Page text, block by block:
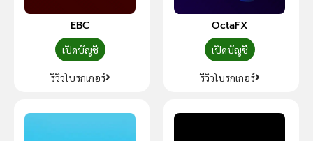
EBC
เปิดบัญชี
รีวิวโบรกเกอร์
OctaFX
เปิดบัญชี
รีวิวโบรกเกอร์